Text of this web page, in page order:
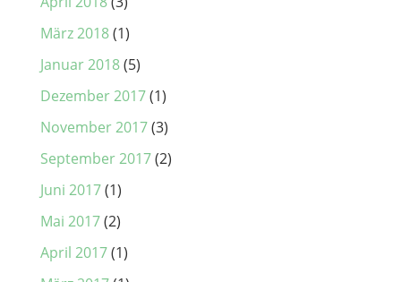
März 2018(1)
Januar 2018(5)
Dezember 2017(1)
November 2017(3)
September 2017(2)
Juni 2017(1)
Mai 2017(2)
April 2017(1)